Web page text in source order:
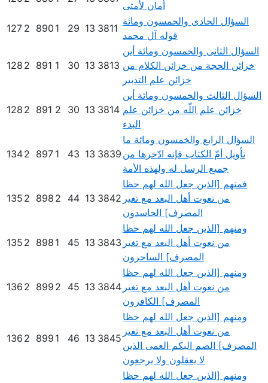
أمان لأمتى
السؤال الحادى والخمسون ومائة
قوله آل محمد
3811
13
29
1
890
2
127
السؤال الثانى والخمسون ومائة أين
خزائن الحجة من خزائن الكلام من
خزائن علم التدبير
3813
13
30
1
891
2
128
السؤال الثالث والخمسون ومائة أين
خزائن علم اللّه من خزائن علم
البدء
3814
13
30
2
891
2
128
السؤال الرابع والخمسون ومائة ما
تأويل أمّ الكتاب فإنه ادّخرها من
جميع الرسل له ولهذه الأمة
3839
13
43
1
897
2
134
فمنهم [الذين جعل الله لهم حظا
من نعوت أهل البعد مع تغير
المصرف] الحاسدون
3842
13
44
2
898
2
135
ومنهم [الذين جعل الله لهم حظا
من نعوت أهل البعد مع تغير
المصرف] الساحرون
3843
13
45
1
898
2
135
ومنهم [الذين جعل الله لهم حظا
من نعوت أهل البعد مع تغير
المصرف] الكافرون
3844
13
45
2
899
2
136
ومنهم [الذين جعل الله لهم حظا
من نعوت أهل البعد مع تغير
المصرف] الصم البكم العمى الذين
لا يعقلون ولا يرجعون
3845
13
46
1
899
2
136
ومنهم [الذين جعل الله لهم حظا